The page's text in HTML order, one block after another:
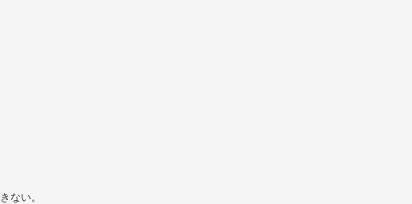
ない。